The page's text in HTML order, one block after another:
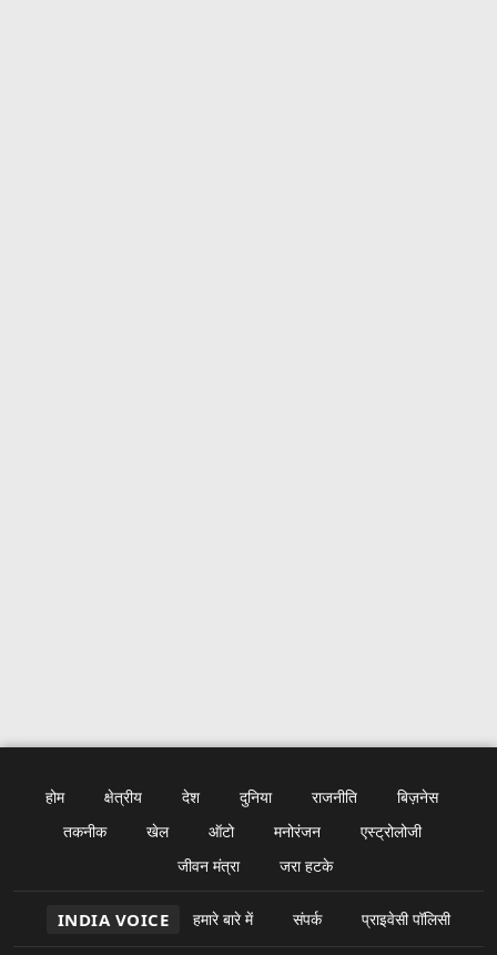
होम क्षेत्रीय देश दुनिया राजनीति
बिज़नेस
तकनीक
खेल ऑटो मनोरंजन
एस्ट्रोलोजी
जीवन मंत्रा
जरा हटके
INDIA VOICE हमारे बारे में संपर्क प्राइवेसी पॉलिसी